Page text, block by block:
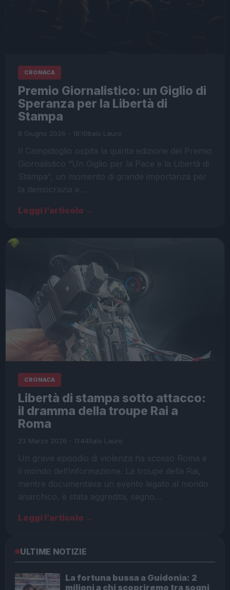
CRONACA
Premio Giornalistico: un Giglio di
Speranza per la Libertà di
Stampa
8 Giugno 2026 - 18:10Italo Lauro
Il Campidoglio ospita la quinta edizione del Premio
Giornalistico “Un Giglio per la Pace e la Libertà di
Stampa”, un momento di grande importanza per
la democrazia e…
Leggi l’articolo →
CRONACA
Libertà di stampa sotto attacco:
il dramma della troupe Rai a
Roma
23 Marzo 2026 - 11:44Italo Lauro
Un grave episodio di violenza ha scosso Roma e
il mondo dell’informazione. La troupe della Rai,
mentre documentava un evento legato al mondo
anarchico, è stata aggredita, segno…
Leggi l’articolo →
ULTIME NOTIZIE
La fortuna bussa a Guidonia: 2
milioni a chi scopriremo tra sogni